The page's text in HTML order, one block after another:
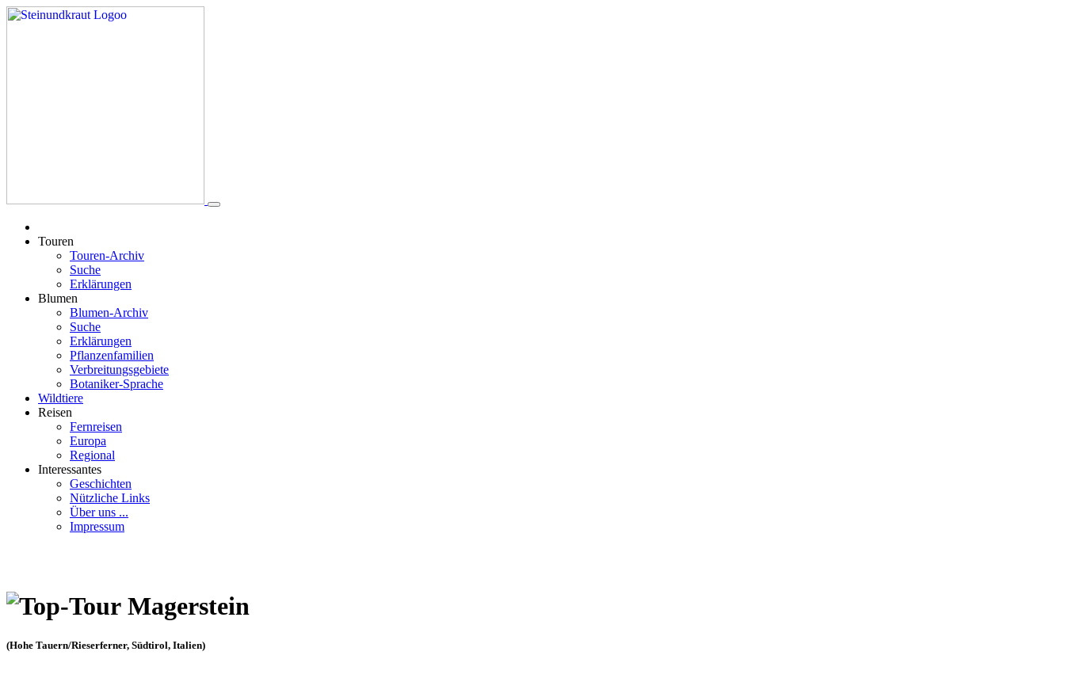
Touren
Touren-Archiv
Suche
Erklärungen
Blumen
Blumen-Archiv
Suche
Erklärungen
Pflanzenfamilien
Verbreitungsgebiete
Botaniker-Sprache
Wildtiere
Reisen
Fernreisen
Europa
Regional
Interessantes
Geschichten
Nützliche Links
Über uns ...
Impressum
Magerstein
(Hohe Tauern/Rieserferner, Südtirol, Italien)